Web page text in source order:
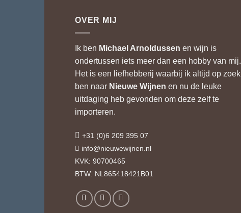
OVER MIJ
Ik ben Michael Arnoldussen en wijn is
ondertussen iets meer dan een hobby van mij.
Het is een liefhebberij waarbij ik altijd op zoek
ben naar Nieuwe Wijnen en nu de leuke
uitdaging heb gevonden om deze zelf te
importeren.
+31 (0)6 209 395 07
info@nieuwewijnen.nl
KVK: 90700465
BTW: NL865418421B01